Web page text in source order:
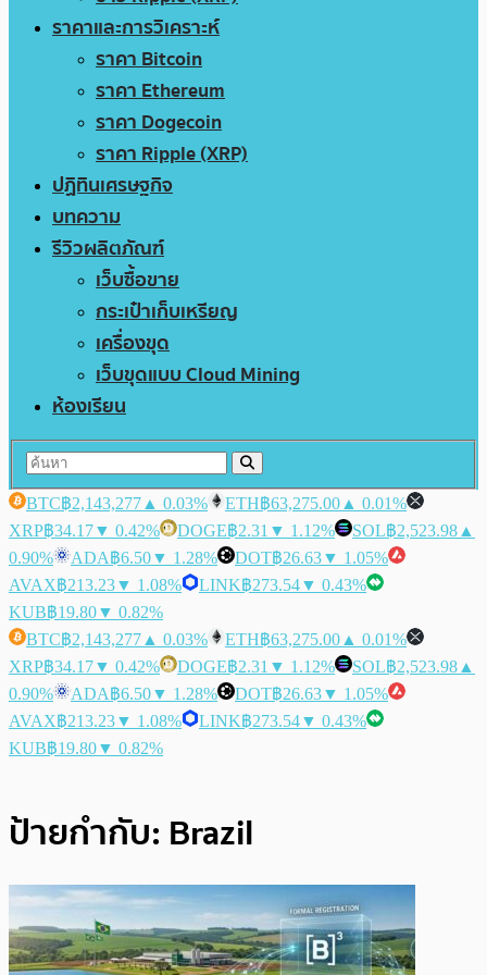
ราคาและการวิเคราะห์
ราคา Bitcoin
ราคา Ethereum
ราคา Dogecoin
ราคา Ripple (XRP)
ปฏิทินเศรษฐกิจ
บทความ
รีวิวผลิตภัณฑ์
เว็บซื้อขาย
กระเป๋าเก็บเหรียญ
เครื่องขุด
เว็บขุดแบบ Cloud Mining
ห้องเรียน
BTC฿2,143,277 ▲ 0.03% ETH฿63,275.00 ▲ 0.01%
XRP฿34.17▼ 0.42% DOGE฿2.31 ▼ 1.12% SOL฿2,523.98 ▲
0.90%
ADA฿6.50▼ 1.28% DOT฿26.63▼ 1.05%
AVAX฿213.23▼ 1.08% LINK฿273.54▼ 0.43%
KUB฿19.80▼ 0.82%
BTC฿2,143,277 ▲ 0.03% ETH฿63,275.00 ▲ 0.01%
XRP฿34.17▼ 0.42% DOGE฿2.31 ▼ 1.12% SOL฿2,523.98 ▲
0.90%
ADA฿6.50▼ 1.28% DOT฿26.63▼ 1.05%
AVAX฿213.23▼ 1.08% LINK฿273.54▼ 0.43%
KUB฿19.80▼ 0.82%
ป้ายกำกับ: Brazil